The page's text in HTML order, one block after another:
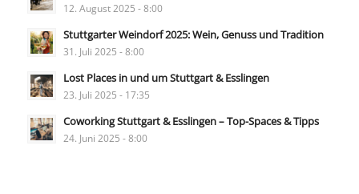
12. August 2025 - 8:00
Stuttgarter Weindorf 2025: Wein, Genuss und Tradition
31. Juli 2025 - 8:00
Lost Places in und um Stuttgart & Esslingen
23. Juli 2025 - 17:35
Coworking Stuttgart & Esslingen – Top-Spaces & Tipps
24. Juni 2025 - 8:00